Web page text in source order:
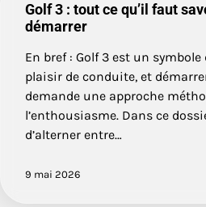
Golf 3 : tout ce qu’il faut
démarrer
En bref : Golf 3 est un
plaisir de conduite, et
demande une approche
l’enthousiasme. Dans ce
d’alterner entre…
9 mai 2026